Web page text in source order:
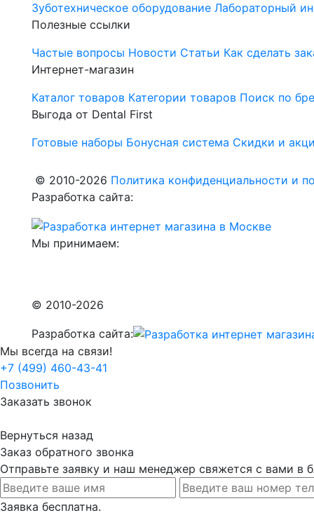
Зуботехническое оборудование Лабораторный
Полезные ссылки
Частые вопросы Новости Статьи Как сделать
Интернет-магазин
Каталог товаров Категории товаров Поиск по
Выгода от Dental First
Готовые наборы Бонусная система Скидки и
© 2010-2026 Политика конфиденциальности и
Разработка сайта:
Мы принимаем:
© 2010-2026
Разработка сайта:
Мы всегда на связи!
+7 (499) 460-43-41
Позвонить
Заказать звонок
Вернуться назад
Заказ обратного звонка
Отправьте заявку и наш менеджер свяжется с вами в
Заявка бесплатна.